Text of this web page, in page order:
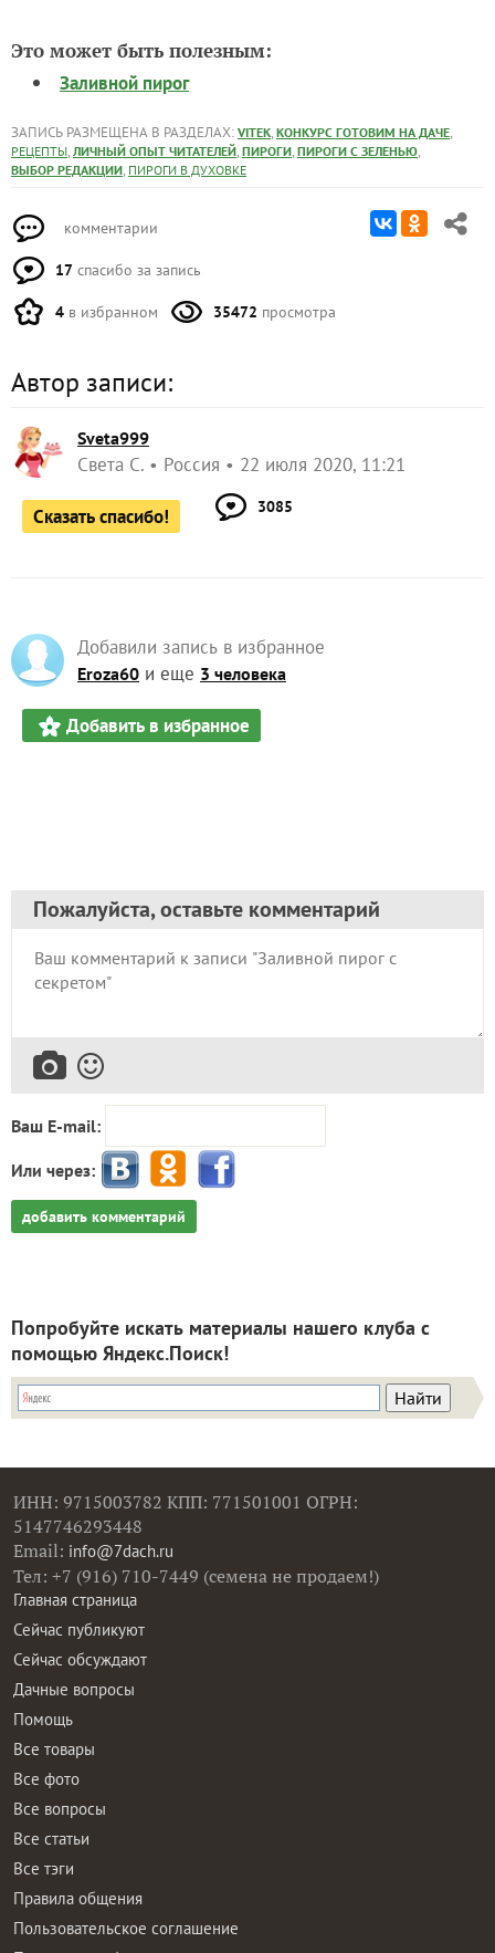
Это может быть полезным:
Заливной пирог
ЗАПИСЬ РАЗМЕЩЕНА В РАЗДЕЛАХ: VITEK, КОНКУРС ГОТОВИМ НА ДАЧЕ,
РЕЦЕПТЫ, ЛИЧНЫЙ ОПЫТ ЧИТАТЕЛЕЙ, ПИРОГИ, ПИРОГИ С ЗЕЛЕНЬЮ,
ВЫБОР РЕДАКЦИИ, ПИРОГИ В ДУХОВКЕ
комментарии
17 спасибо за запись
4 в избранном 35472 просмотра
Автор записи:
Sveta999
Света С. Россия 22 июля 2020, 11:21
Сказать спасибо! 3085
Добавили запись в избранное
Eroza60 и еще 3 человека
Добавить в избранное
Пожалуйста, оставьте комментарий
Ваш E-mail:
Или через:
добавить комментарий
Попробуйте искать материалы нашего клуба с
помощью Яндекс.Поиск!
ИНН: 9715003782 КПП: 771501001 ОГРН:
5147746293448
Email: info@7dach.ru
Тел: +7 (916) 710-7449 (семена не продаем!)
Главная страница
Сейчас публикуют
Сейчас обсуждают
Дачные вопросы
Помощь
Все товары
Все фото
Все вопросы
Все статьи
Все тэги
Правила общения
Пользовательское соглашение